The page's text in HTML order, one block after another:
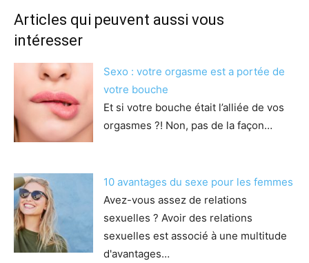
Articles qui peuvent aussi vous
intéresser
Sexo : votre orgasme est a portée de
votre bouche
Et si votre bouche était l’alliée de vos
orgasmes ?! Non, pas de la façon…
10 avantages du sexe pour les femmes
Avez-vous assez de relations
sexuelles ? Avoir des relations
sexuelles est associé à une multitude
d'avantages…